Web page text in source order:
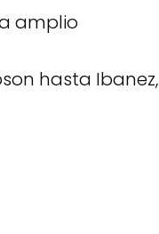
amplio
hasta Ibanez,